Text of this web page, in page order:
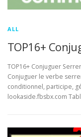
ALL
TOP16+
TOP16+ Conjuguer
Conjuguer le verbe
conditionnel, participe,
lookaside.fbsbx.com